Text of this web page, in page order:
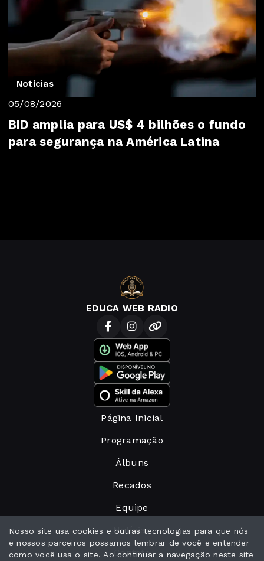
Notícias
05/08/2026
BID amplia para US$ 4 bilhões o fundo
para segurança na América Latina
EDUCA WEB RADIO
Página Inicial
Programação
Álbuns
Recados
Equipe
Notícias
Contato
Nosso site usa cookies e outras tecnologias para que nós
e nossos parceiros possamos lembrar de você e entender
como você usa o site. Ao continuar a navegação neste site